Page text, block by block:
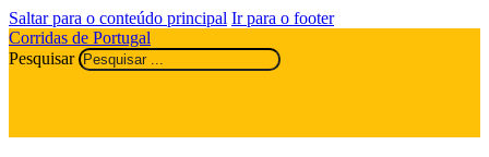
Saltar para o conteúdo principal Ir para o footer
Corridas de Portugal
Pesquisar